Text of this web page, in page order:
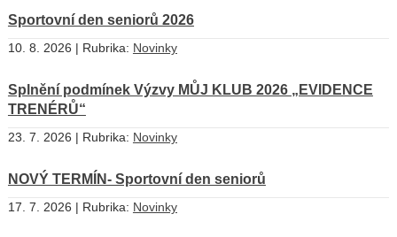
Sportovní den seniorů 2026
10. 8. 2026 | Rubrika: Novinky
Splnění podmínek Výzvy MŮJ KLUB 2026 „EVIDENCE
TRENÉRŮ“
23. 7. 2026 | Rubrika: Novinky
NOVÝ TERMÍN- Sportovní den seniorů
17. 7. 2026 | Rubrika: Novinky